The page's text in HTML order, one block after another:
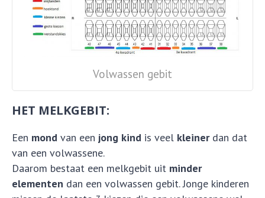
Volwassen gebit
HET MELKGEBIT:
Een mond van een jong kind is veel kleinerdan dat
van een volwassene.
Daarom bestaat een melkgebit uit minder
elementen dan een volwassen gebit. Jonge kinderen